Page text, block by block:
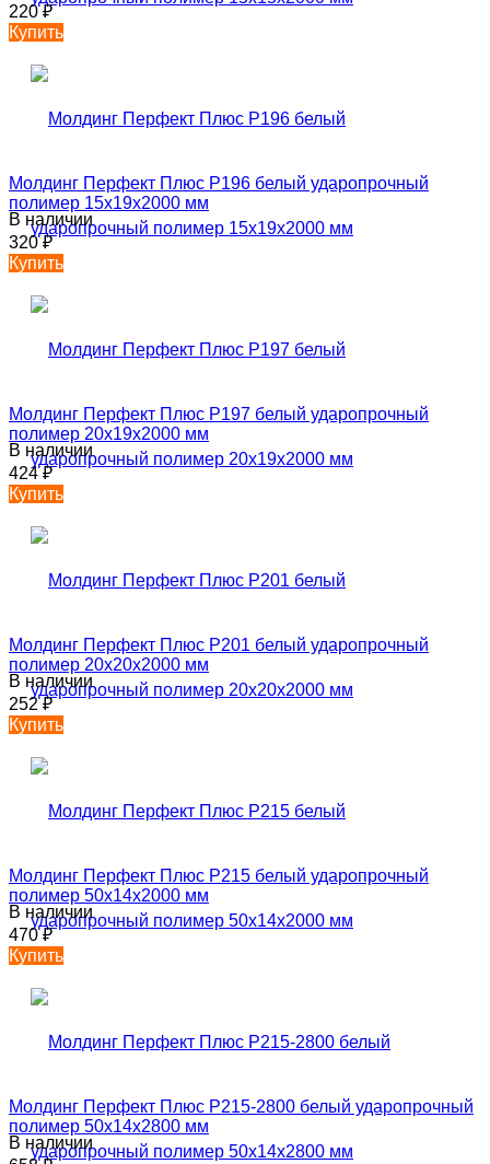
220₽
Купить
Молдинг Перфект Плюс P196 белый ударопрочный
полимер 15х19х2000 мм
В наличии
320₽
Купить
Молдинг Перфект Плюс P197 белый ударопрочный
полимер 20х19х2000 мм
В наличии
424₽
Купить
Молдинг Перфект Плюс P201 белый ударопрочный
полимер 20х20х2000 мм
В наличии
252₽
Купить
Молдинг Перфект Плюс P215 белый ударопрочный
полимер 50х14х2000 мм
В наличии
470₽
Купить
Молдинг Перфект Плюс P215-2800 белый ударопрочный
полимер 50х14х2800 мм
В наличии